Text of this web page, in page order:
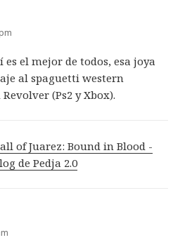
el mejor de todos, esa joya
al spaguetti western
(Ps2 y Xbox).
of Juarez: Bound in Blood -
de Pedja 2.0